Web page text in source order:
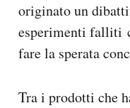
originato un
esperimenti falliti
fare la sperata
Tra i prodotti che